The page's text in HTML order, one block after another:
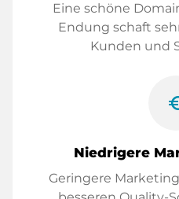
Eine schöne
Endung schaft
Kunden und
Niedrigere
Geringere